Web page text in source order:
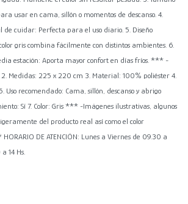
usar en cama, sillón o momentos de descanso. 4.
de cuidar: Perfecta para el uso diario. 5. Diseño
gris combina fácilmente con distintos ambientes. 6.
estación: Aporta mayor confort en días fríos. *** -
2. Medidas: 225 x 220 cm 3. Material: 100% poliéster 4.
Uso recomendado: Cama, sillón, descanso y abrigo
Sí 7. Color: Gris *** -Imágenes ilustrativas, algunos
del producto real así como el color
DE ATENCIÓN: Lunes a Viernes de 09.30 a
14 Hs.